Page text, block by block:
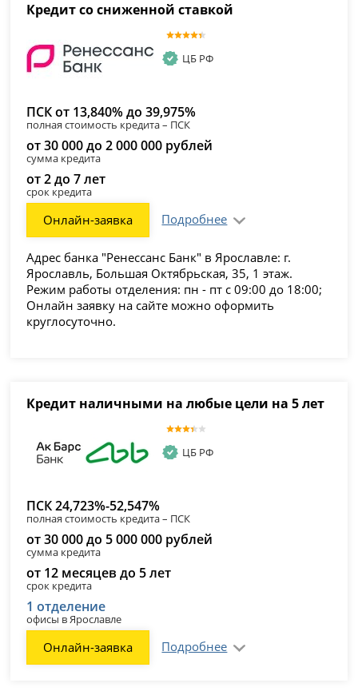
Кредит со сниженной ставкой
ЦБ РФ
ПСК от 13,840% до 39,975%
полная стоимость кредита – ПСК
от 30 000 до 2 000 000 рублей
сумма кредита
от 2 до 7 лет
срок кредита
Онлайн-заявка Подробнее
Адрес банка "Ренессанс Банк" в Ярославле: г.
Ярославль, Большая Октябрьская, 35, 1 этаж.
Режим работы отделения: пн - пт с 09:00 до 18:00;
Онлайн заявку на сайте можно оформить
круглосуточно.
Кредит наличными на любые цели на 5 лет
ЦБ РФ
ПСК 24,723%-52,547%
полная стоимость кредита – ПСК
от 30 000 до 5 000 000 рублей
сумма кредита
от 12 месяцев до 5 лет
срок кредита
1 отделение
офисы в Ярославле
Онлайн-заявка Подробнее